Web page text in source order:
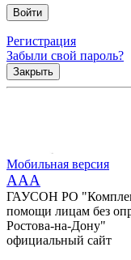
Регистрация
Забыли свой пароль?
Закрыть
Мобильная версия
AAA
ГАУСОН РО
помощи лицам без
Ростова-на-Дону"
официальный сайт